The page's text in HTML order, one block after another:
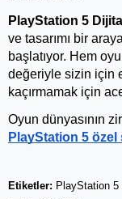
PlayStation 5 Dijital
ve tasarımı bir
başlatıyor. Hem
değeriyle sizin için
kaçırmamak için
PlayStation 5 özel
Etiketler: PlayStation 5